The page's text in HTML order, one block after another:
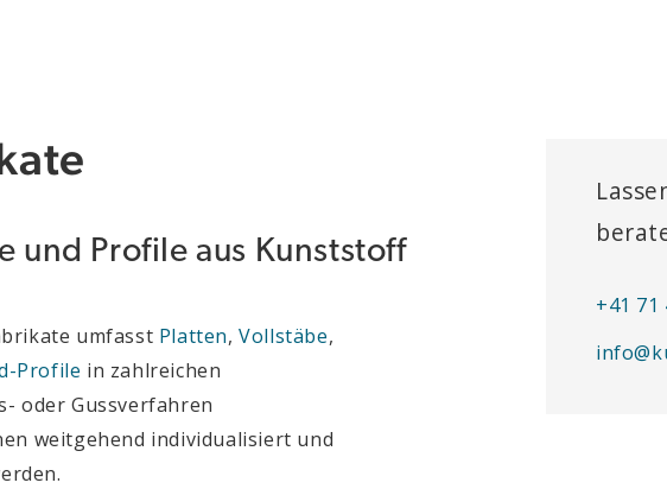
und Profile aus Kunststoff
umfasst Platten,Vollstäbe,
Profile in zahlreichen
oder Gussverfahren
weitgehend individualisiert und
+41 71